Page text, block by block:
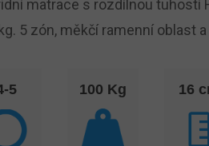
matrace s rozdílnou tuhostí
5 zón, měkčí ramenní oblast
5 100 Kg 16